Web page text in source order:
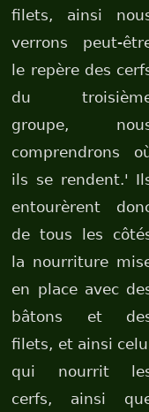
filets, ainsi
verrons peut-
le repère des
du
groupe,
comprendrons
ils se rendent.'
entourèrent
de tous les
la nourriture
en place avec
bâtons et
filets, et ainsi
qui nourrit
cerfs, ainsi